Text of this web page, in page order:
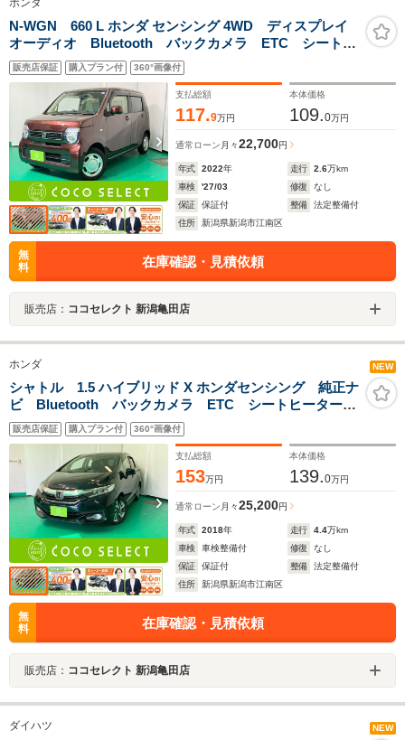
ホンダ
N-WGN 660 L ホンダ センシング 4WD ディスプレイ
オーディオ Bluetooth バックカメラ ETC シートヒ
ーター 衝突被害軽減ブレーキ コーナーセンサー ク
ルーズコントロール 4WD
販売店保証 購入プラン付 360°画像付
支払総額
117.9万円
本体価格
109.0万円
通常ローン 月々22,700円
年式 2022年 走行 2.6万km
車検
'27/03 修復
なし
保証
保証付 整備
法定整備付
住所
新潟県新潟市江南区
無
料
在庫確認・見積依頼
販売店： ココセレクト 新潟亀田店
ホンダ NEW
シャトル 1.5 ハイブリッド X ホンダセンシング 純正ナ
ビ Bluetooth バックカメラ ETC シートヒーター
フロントドライブレコーダー ハーフレザーシート 衝
突被害軽減ブレーキ アイドリングストップ クルーズ
コントロール LEDヘッドライト・フォグランプ
販売店保証 購入プラン付 360°画像付
支払総額
153万円
本体価格
139.0万円
通常ローン 月々25,200円
年式 2018年 走行 4.4万km
車検
車検整備付 修復
なし
保証
保証付 整備
法定整備付
住所
新潟県新潟市江南区
無
料
在庫確認・見積依頼
販売店： ココセレクト 新潟亀田店
ダイハツ NEW